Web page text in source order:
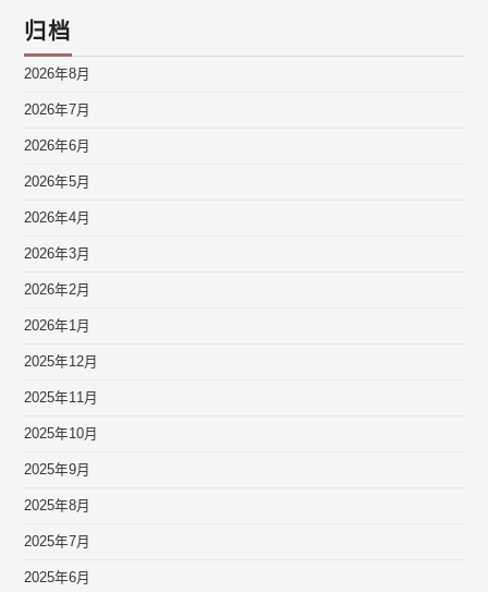
归档
2026年8月
2026年7月
2026年6月
2026年5月
2026年4月
2026年3月
2026年2月
2026年1月
2025年12月
2025年11月
2025年10月
2025年9月
2025年8月
2025年7月
2025年6月